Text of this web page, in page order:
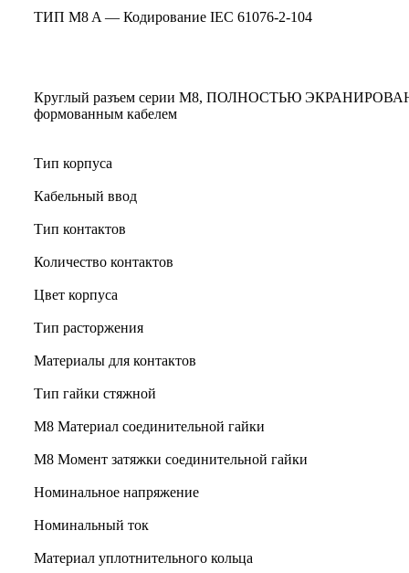
ТИП M8 A — Кодирование IEC 61076-2-104
Круглый разъем серии M8, ПОЛНОСТЬЮ
формованным кабелем
Тип корпуса
Кабельный ввод
Тип контактов
Количество контактов
Цвет корпуса
Тип расторжения
Материалы для контактов
Тип гайки стяжной
М8 Материал соединительной гайки
M8 Момент затяжки соединительной гайки
Номинальное напряжение
Номинальный ток
Материал уплотнительного кольца